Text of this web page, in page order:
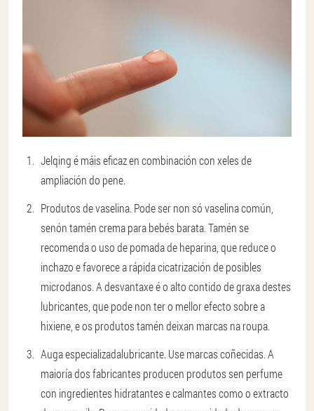
Jelqing é máis eficaz en combinación con xeles de
ampliación do pene.
Produtos de vaselina. Pode ser non só vaselina común,
senón tamén crema para bebés barata. Tamén se
recomenda o uso de pomada de heparina, que reduce o
inchazo e favorece a rápida cicatrización de posibles
microdanos. A desvantaxe é o alto contido de graxa destes
lubricantes, que pode non ter o mellor efecto sobre a
hixiene, e os produtos tamén deixan marcas na roupa.
Auga especializadalubricante. Use marcas coñecidas. A
maioría dos fabricantes producen produtos sen perfume
con ingredientes hidratantes e calmantes como o extracto